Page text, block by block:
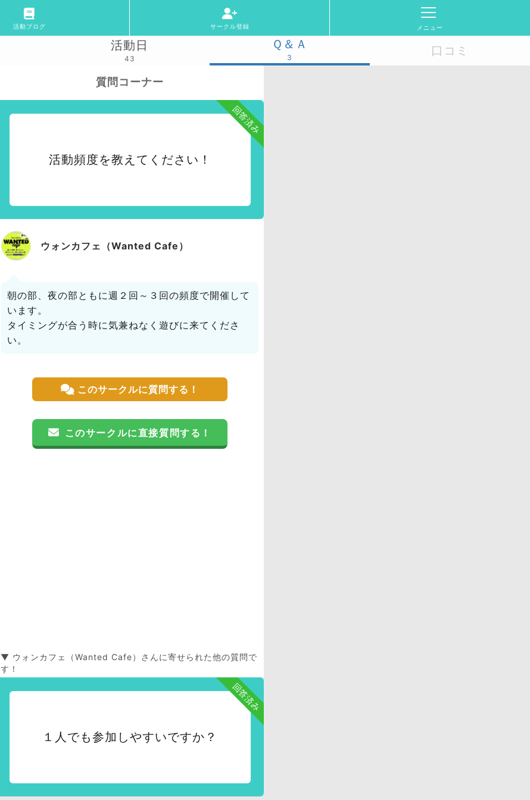
活動ブログ サークル登録 メニュー
活動日
43
Ｑ＆Ａ
3 口コミ
質問コーナー
回答済み
活動頻度を教えてください！
ウォンカフェ（Wanted Cafe）
朝の部、夜の部ともに週２回～３回の頻度で開催して
います。
タイミングが合う時に気兼ねなく遊びに来てくださ
い。
このサークルに質問する！
このサークルに直接質問する！
▼ ウォンカフェ（Wanted Cafe）さんに寄せられた他の質問で
す！
回答済み
１人でも参加しやすいですか？